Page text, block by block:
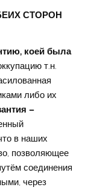
СТОРОН
коей была
т.н.
либо их
–
в наших
позволяющее
соединения
через